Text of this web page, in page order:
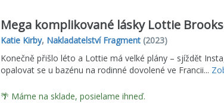
Mega komplikované lásky Lottie
Katie Kirby, Nakladatelství Fragment(2023)
Konečně přišlo léto a Lottie má velké plány – sjíždět
opalovat se u bazénu na rodinné dovolené ve Francii...
🌴 Máme na sklade, posielame ihneď.